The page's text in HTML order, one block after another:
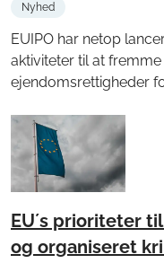
Nyhed
EUIPO har netop
aktiviteter til at
ejendomsrettigheder
EU´s prioriteter
og organiseret